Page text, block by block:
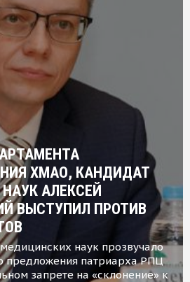
ХМАО, КАНДИДАТ
АЛЕКСЕЙ
ВЫСТУПИЛ ПРОТИВ
наук прозвучало
предложения патриарха РПЦ
запрете на «склонение» к